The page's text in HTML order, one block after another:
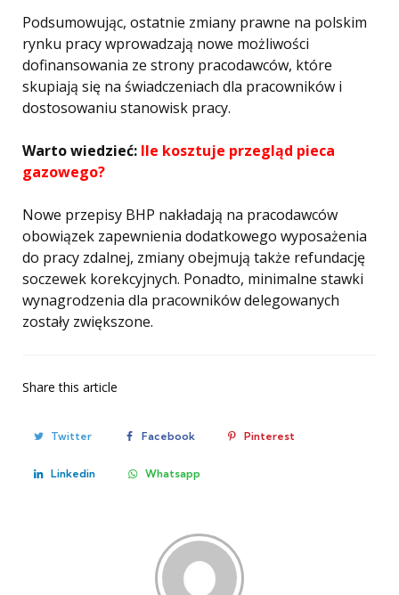
Podsumowując, ostatnie zmiany prawne na polskim
rynku pracy wprowadzają nowe możliwości
dofinansowania ze strony pracodawców, które
skupiają się na świadczeniach dla pracowników i
dostosowaniu stanowisk pracy.
Warto wiedzieć: Ile kosztuje przegląd pieca
gazowego?
Nowe przepisy BHP nakładają na pracodawców
obowiązek zapewnienia dodatkowego wyposażenia
do pracy zdalnej, zmiany obejmują także refundację
soczewek korekcyjnych. Ponadto, minimalne stawki
wynagrodzenia dla pracowników delegowanych
zostały zwiększone.
Share this article
Twitter Facebook Pinterest
Linkedin Whatsapp